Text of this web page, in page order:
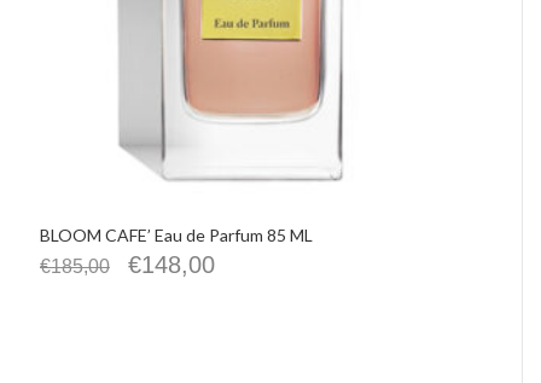
BLOOM CAFE’ Eau de Parfum 85 ML
€185,00 €148,00